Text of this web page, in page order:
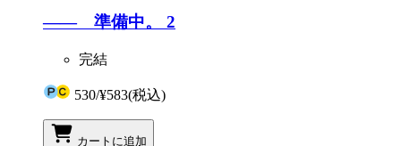
―― 準備中。 2
完結
530/¥583(税込)
カートに追加